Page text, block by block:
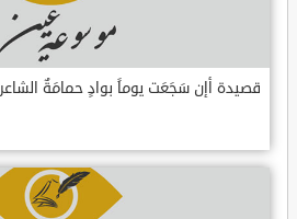
قصيدة أإن سَجَعَت يوماً بوادٍ حمامَةٌ